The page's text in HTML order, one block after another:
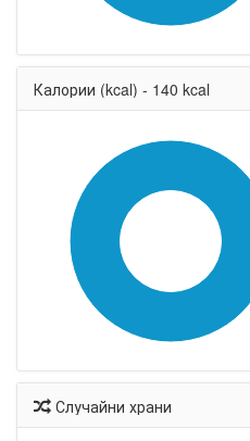
Калории (kcal) - 140 kcal
Случайни храни